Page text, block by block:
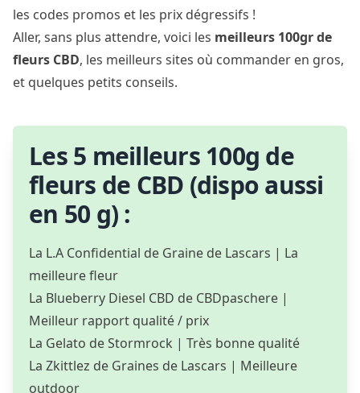
les codes promos et les prix dégressifs !
Aller, sans plus attendre, voici les meilleurs 100gr de
fleurs CBD, les meilleurs sites où commander en gros,
et quelques petits conseils.
Les 5 meilleurs 100g de
fleurs de CBD (dispo aussi
en 50 g) :
La L.A Confidential de Graine de Lascars | La
meilleure fleur
La Blueberry Diesel CBD de CBDpaschere |
Meilleur rapport qualité / prix
La Gelato de Stormrock | Très bonne qualité
La Zkittlez de Graines de Lascars | Meilleure
outdoor